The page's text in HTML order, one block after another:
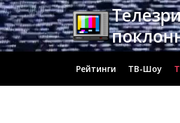
Перейти
к
содержимому
Рейтинги ТВ-Шоу